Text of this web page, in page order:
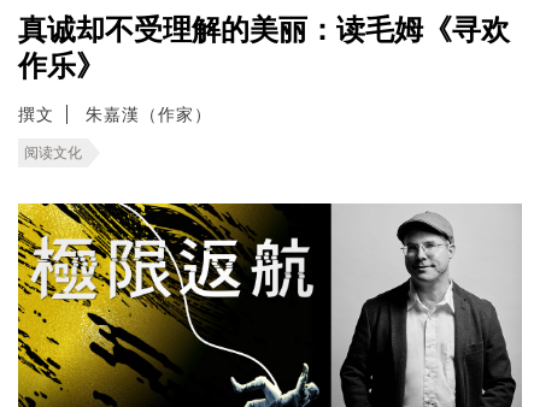
真诚却不受理解的美丽：读毛姆《寻欢
作乐》
撰文 朱嘉漢（作家）
阅读文化